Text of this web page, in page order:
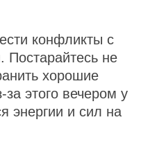
конфликты с
Постарайтесь не
хорошие
этого вечером у
энергии и сил на